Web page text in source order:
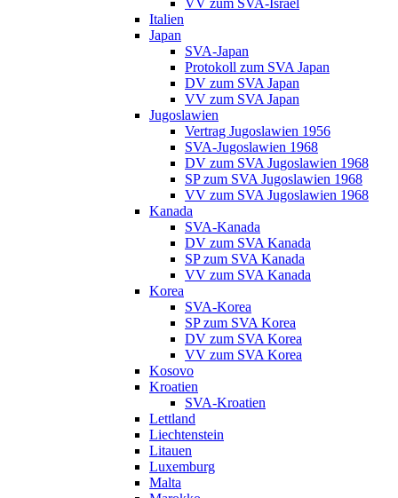
Italien
Japan
SVA-Japan
Protokoll zum SVA Japan
DV zum SVA Japan
VV zum SVA Japan
Jugoslawien
Vertrag Jugoslawien 1956
SVA-Jugoslawien 1968
DV zum SVA Jugoslawien 1968
SP zum SVA Jugoslawien 1968
VV zum SVA Jugoslawien 1968
Kanada
SVA-Kanada
DV zum SVA Kanada
SP zum SVA Kanada
VV zum SVA Kanada
Korea
SVA-Korea
SP zum SVA Korea
DV zum SVA Korea
VV zum SVA Korea
Kosovo
Kroatien
SVA-Kroatien
Lettland
Liechtenstein
Litauen
Luxemburg
Malta